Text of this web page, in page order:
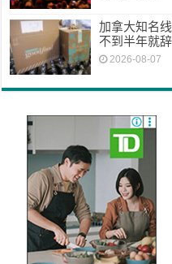
加拿大知名
不到半年就
2026-08-07